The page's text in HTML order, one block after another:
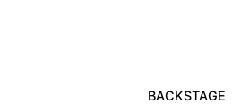
BACKSTAGE